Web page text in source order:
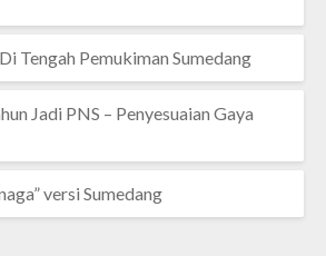
Tengah Pemukiman Sumedang
Jadi PNS – Penyesuaian Gaya
versi Sumedang